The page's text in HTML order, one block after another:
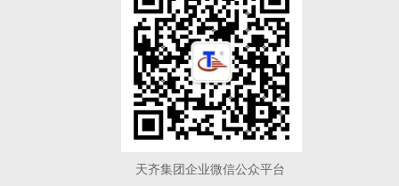
天齐集团企业微信公众平台